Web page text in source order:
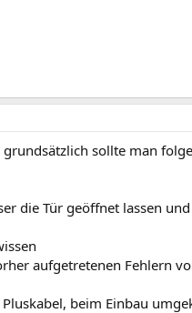
sollte man
die Tür geöffnet lassen
aufgetretenen Fehlern
beim Einbau